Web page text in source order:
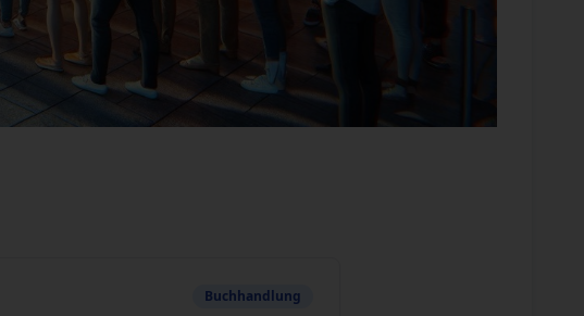
Buchhandlung